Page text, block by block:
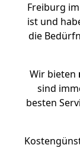
Freiburg
ist und
die
Wir bieten
sind
besten